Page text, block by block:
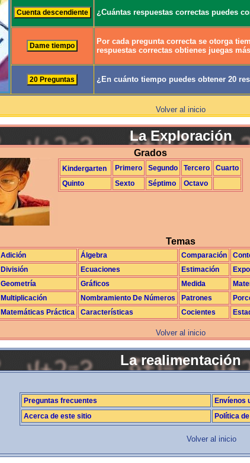
¿Cuántas respuestas correctas puedes
Por cada pregunta correcta se otorga
respuestas correctas obtienes juegas
¿En cuánto tiempo puedes obtener 20
Volver al inicio
La Exploración
Grados
Kindergarten Primero Segundo Tercero
Cuarto
Quinto
Sexto Séptimo Octavo
Temas
Adición Álgebra Comparación
División
Ecuaciones Estimación
Geometría
Gráficos Medida
Multiplicación
Nombramiento De Números Patrones
Matemáticas Práctica
Características Cocientes
Volver al inicio
La realimentación
Preguntas frecuentes
Envíenos
Acerca de este sitio
Política
Volver al inicio